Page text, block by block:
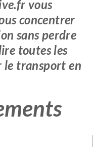
vous
concentrer
sans perdre
toutes les
le transport en